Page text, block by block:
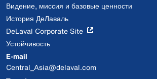
Видение, миссия и базовые ценности
История ДеЛаваль
DeLaval Corporate Site
Устойчивость
E-mail
Central_Asia@delaval.com